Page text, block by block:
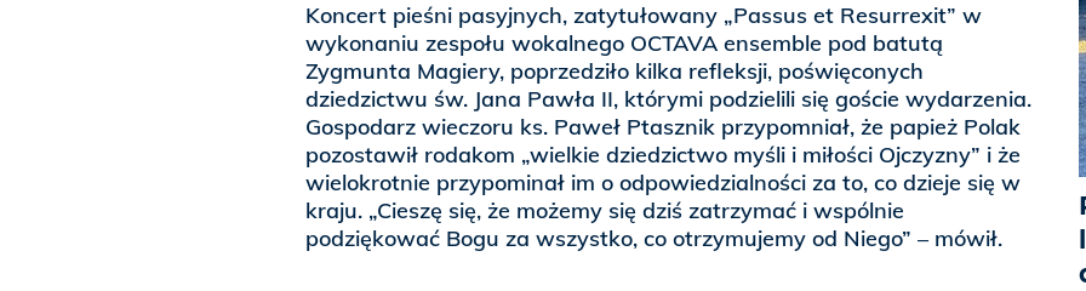
Koncert pieśni pasyjnych, zatytułowany „Passus et Resurrexit” w
wykonaniu zespołu wokalnego OCTAVA ensemble pod batutą
Zygmunta Magiery, poprzedziło kilka refleksji, poświęconych
dziedzictwu św. Jana Pawła II, którymi podzielili się goście wydarzenia.
Gospodarz wieczoru ks. Paweł Ptasznik przypomniał, że papież Polak
pozostawił rodakom „wielkie dziedzictwo myśli i miłości Ojczyzny” i że
wielokrotnie przypominał im o odpowiedzialności za to, co dzieje się w
kraju. „Cieszę się, że możemy się dziś zatrzymać i wspólnie
podziękować Bogu za wszystko, co otrzymujemy od Niego” – mówił.